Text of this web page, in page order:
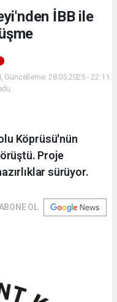
İBB ile
28.05.2025 - 22:11
Köprüsü'nün
Proje
sürüyor.
ABONE OL